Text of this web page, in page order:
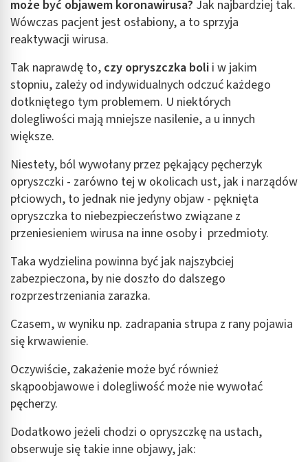
może być objawem koronawirusa? Jak najbardziej tak.
Wówczas pacjent jest osłabiony, a to sprzyja
reaktywacji wirusa.
Tak naprawdę to, czy opryszczka boli i w jakim
stopniu, zależy od indywidualnych odczuć każdego
dotkniętego tym problemem. U niektórych
dolegliwości mają mniejsze nasilenie, a u innych
większe.
Niestety, ból wywołany przez pękający pęcherzyk
opryszczki - zarówno tej w okolicach ust, jak i narządów
płciowych, to jednak nie jedyny objaw - pęknięta
opryszczka to niebezpieczeństwo związane z
przeniesieniem wirusa na inne osoby i przedmioty.
Taka wydzielina powinna być jak najszybciej
zabezpieczona, by nie doszło do dalszego
rozprzestrzeniania zarazka.
Czasem, w wyniku np. zadrapania strupa z rany pojawia
się krwawienie.
Oczywiście, zakażenie może być również
skąpoobjawowe i dolegliwość może nie wywołać
pęcherzy.
Dodatkowo jeżeli chodzi o opryszczkę na ustach,
obserwuje się takie inne objawy, jak: